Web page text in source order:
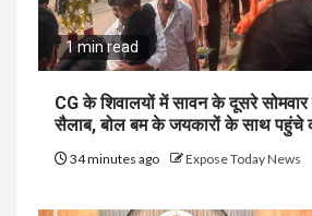
1 min read
CG के शिवालयों में सावन के दूसरे
सैलाब, बोल बम के जयकारों के साथ पहुंचे
34 minutes ago Expose Today News